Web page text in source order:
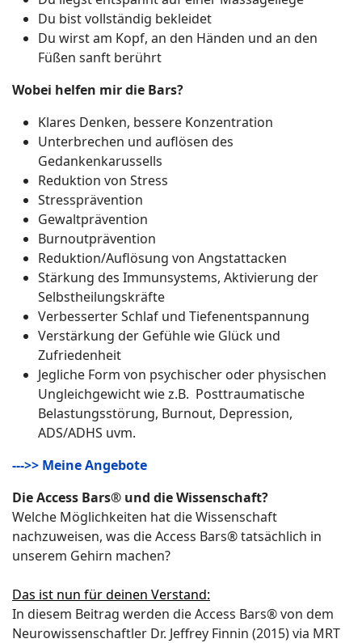
Du bist vollständig bekleidet
Du wirst am Kopf, an den Händen und an den
Füßen sanft berührt
Wobei helfen mir die Bars?
Klares Denken, bessere Konzentration
Unterbrechen und auflösen des
Gedankenkarussells
Reduktion von Stress
Stressprävention
Gewaltprävention
Burnoutprävention
Reduktion/Auflösung von Angstattacken
Stärkung des Immunsystems, Aktivierung der
Selbstheilungskräfte
Verbesserter Schlaf und Tiefenentspannung
Verstärkung der Gefühle wie Glück und
Zufriedenheit
Jegliche Form von psychischer oder physischen
Ungleichgewicht wie z.B. Posttraumatische
Belastungsstörung, Burnout, Depression,
ADS/ADHS uvm.
--->> Meine Angebote
Die Access Bars® und die Wissenschaft?
Welche Möglichkeiten hat die Wissenschaft
nachzuweisen, was die Access Bars® tatsächlich in
unserem Gehirn machen?
Das ist nun für deinen Verstand:
In diesem Beitrag werden die Access Bars® von dem
Neurowissenschaftler Dr. Jeffrey Finnin (2015) via MRT